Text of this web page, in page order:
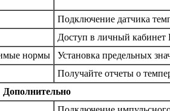
Подключение датчика
Доступ в личный
нормы
Установка предельных
Получайте отчеты о
Дополнительно